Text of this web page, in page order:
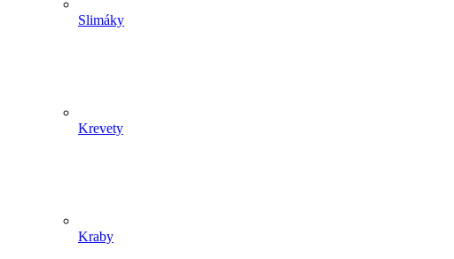
Slimáky
Krevety
Kraby